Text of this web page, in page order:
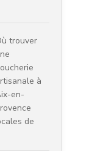
trouver
à
en-
de